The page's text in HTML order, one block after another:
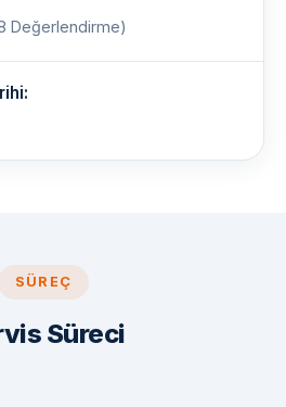
Değerlendirme)
SÜREÇ
Süreci